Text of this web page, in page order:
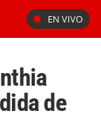
EN VIVO
de